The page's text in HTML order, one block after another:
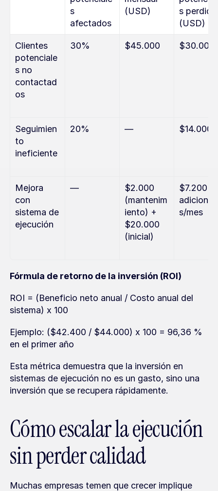
s
afectados
(USD)
s
(USD)
Clientes
potenciale
s no
contactad
os
30% $45.000 $30.000
Seguimien
to
ineficiente
20% — $14.000
Mejora
con
sistema de
ejecución
—
$2.000
(mantenim
iento) +
$20.000
(inicial)
$7.200
s/mes
Fórmula de retorno de la inversión (ROI)
ROI = (Beneficio neto anual / Costo anual del
sistema) x 100
Ejemplo: ($42.400 / $44.000) x 100 = 96,36 %
en el primer año
Esta métrica demuestra que la inversión en
sistemas de ejecución no es un gasto, sino una
inversión que se recupera rápidamente.
Cómo escalar la ejecución
sin perder calidad
Muchas empresas temen que crecer implique